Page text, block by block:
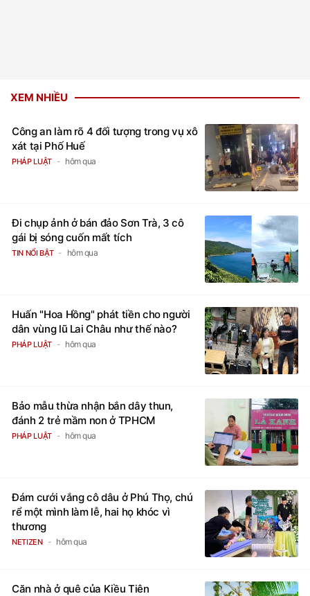
XEM NHIỀU
Công an làm rõ 4 đối tượng trong vụ xô
xát tại Phố Huế
PHÁP LUẬT hôm qua
Đi chụp ảnh ở bán đảo Sơn Trà, 3 cô
gái bị sóng cuốn mất tích
TIN NỔI BẬT hôm qua
Huấn "Hoa Hồng" phát tiền cho người
dân vùng lũ Lai Châu như thế nào?
PHÁP LUẬT hôm qua
Bảo mẫu thừa nhận bắn dây thun,
đánh 2 trẻ mầm non ở TPHCM
PHÁP LUẬT hôm qua
Đám cưới vắng cô dâu ở Phú Thọ, chú
rể một mình làm lễ, hai họ khóc vì
thương
NETIZEN hôm qua
Căn nhà ở quê của Kiều Tiên